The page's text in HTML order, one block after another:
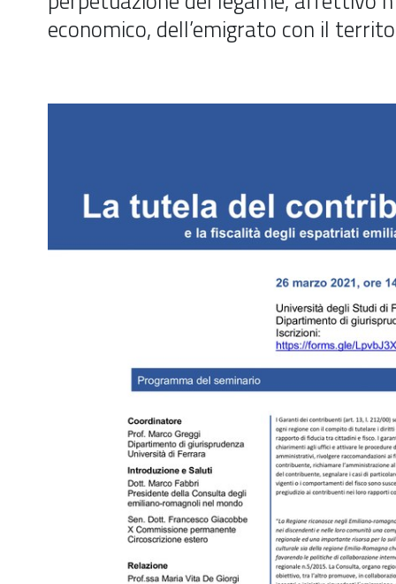
economico, dell’emigrato con il